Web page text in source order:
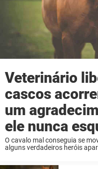
Veterinário
cascos
um
ele nunca
O cavalo mal conseguia se
alguns verdadeiros heróis